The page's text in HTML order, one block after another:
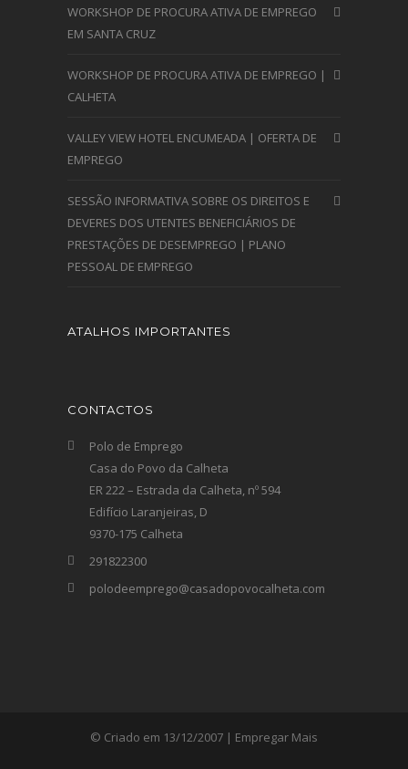
WORKSHOP DE PROCURA ATIVA DE EMPREGO
EM SANTA CRUZ
WORKSHOP DE PROCURA ATIVA DE EMPREGO |
CALHETA
VALLEY VIEW HOTEL ENCUMEADA | OFERTA DE
EMPREGO
SESSÃO INFORMATIVA SOBRE OS DIREITOS E
DEVERES DOS UTENTES BENEFICIÁRIOS DE
PRESTAÇÕES DE DESEMPREGO | PLANO
PESSOAL DE EMPREGO
ATALHOS IMPORTANTES
CONTACTOS
Polo de Emprego
Casa do Povo da Calheta
ER 222 – Estrada da Calheta, nº 594
Edifício Laranjeiras, D
9370-175 Calheta
291822300
polodeemprego@casadopovocalheta.com
© Criado em 13/12/2007 | Empregar Mais